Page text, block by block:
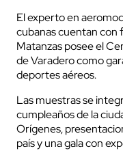
El experto en
cubanas cuentan con
Matanzas posee el
de Varadero como
deportes aéreos.
Las muestras se
cumpleaños de la
Orígenes,
país y una gala con